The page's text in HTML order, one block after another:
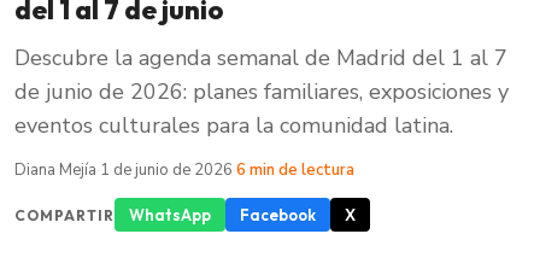
del 1 al 7 de junio
Descubre la agenda semanal de Madrid del 1 al 7
de junio de 2026: planes familiares, exposiciones y
eventos culturales para la comunidad latina.
Diana Mejía·1 de junio de 2026·6 min de lectura
COMPARTIR WhatsApp Facebook X